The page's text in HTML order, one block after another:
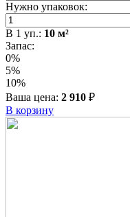
Нужно упаковок:
В 1 уп.: 10 м²
Запас:
0%
5%
10%
Ваша цена: 2 910 ₽
В корзину